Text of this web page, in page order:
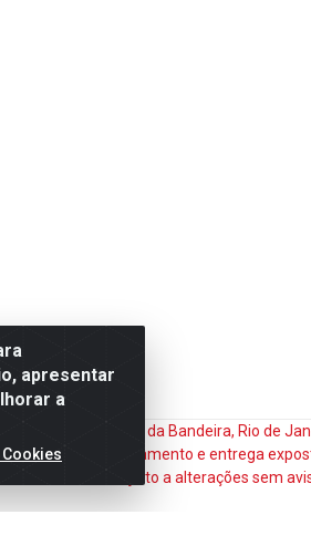
apresentar
a
Matoso, 132 - Praça da Bandeira, Rio de
e prazos de pagamento e entrega
sujeito a alterações sem